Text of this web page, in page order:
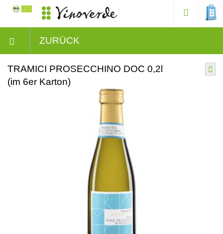
ZURÜCK
TRAMICI PROSECCHINO DOC 0,2l
(im 6er Karton)